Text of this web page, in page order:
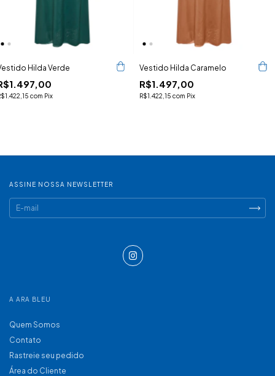
Hilda Verde
com Pix
Vestido Hilda Caramelo
R$1.497,00
R$1.422,15 com Pix
ASSINE NOSSA NEWSLETTER
A ARA BLEU
Quem Somos
Contato
Rastreie seu pedido
Área do Cliente